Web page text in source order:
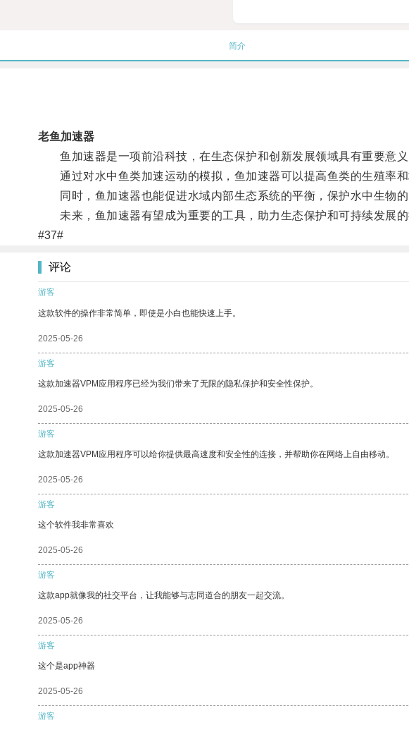
简介
老鱼加速器
鱼加速器是一项前沿科技，在生态保护和创新发展领域具有重要意义
通过对水中鱼类加速运动的模拟，鱼加速器可以提高鱼类的生殖率和
同时，鱼加速器也能促进水域内部生态系统的平衡，保护水中生物的
未来，鱼加速器有望成为重要的工具，助力生态保护和可持续发展的
#37#
评论
游客
这款软件的操作非常简单，即使是小白也能快速上手。
2025-05-26
游客
这款加速器VPM应用程序已经为我们带来了无限的隐私保护和安全性保护。
2025-05-26
游客
这款加速器VPM应用程序可以给你提供最高速度和安全性的连接，并帮助你在网络上自由移动。
2025-05-26
游客
这个软件我非常喜欢
2025-05-26
游客
这款app就像我的社交平台，让我能够与志同道合的朋友一起交流。
2025-05-26
游客
这个是app神器
2025-05-26
游客